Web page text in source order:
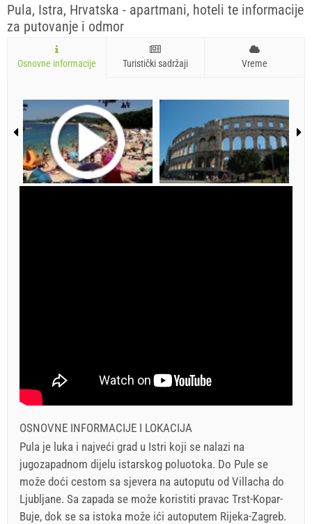
Pula, Istra, Hrvatska - apartmani, hoteli te informacije
za putovanje i odmor
Osnovne informacije Turistički sadržaji Vreme
OSNOVNE INFORMACIJE I LOKACIJA
Pula je luka i najveći grad u Istri koji se nalazi na
jugozapadnom dijelu istarskog poluotoka. Do Pule se
može doći cestom sa sjevera na autoputu od Villacha do
Ljubljane. Sa zapada se može koristiti pravac Trst-Kopar-
Buje, dok se sa istoka može ići autoputem Rijeka-Zagreb.